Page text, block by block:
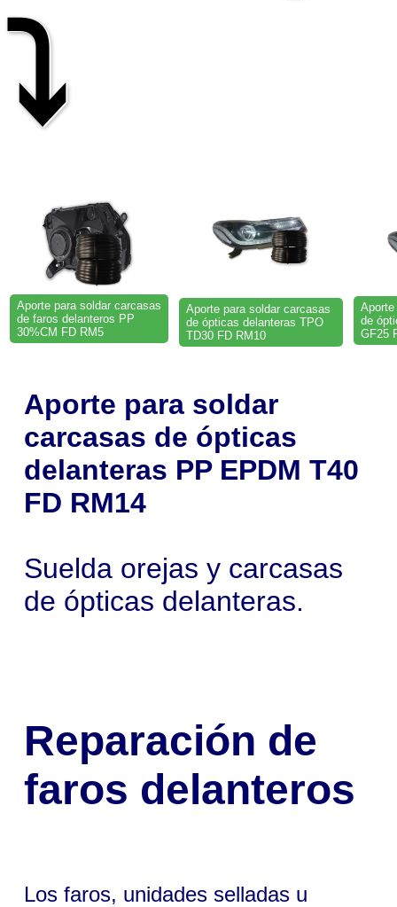
⤵
Aporte para soldar carcasas
de faros delanteros PP
30%CM FD RM5
Aporte para soldar carcasas
de ópticas delanteras TPO
TD30 FD RM10
de
GF25
Aporte para soldar
carcasas de ópticas
delanteras PP EPDM T40
FD RM14
Suelda orejas y carcasas
de ópticas delanteras.
Reparación de
faros delanteros
Los faros, unidades selladas u